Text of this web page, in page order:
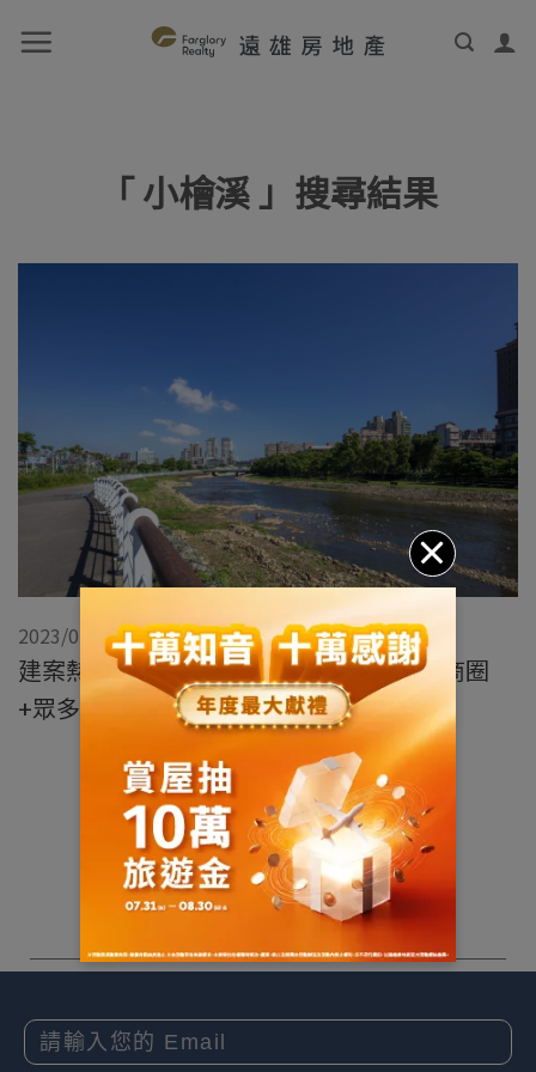
「 小檜溪 」搜尋結果
2023/05/20
建案熱區巡禮：桃園小檜溪(青溪特區)舊商圈
+眾多綠地的宜人生活